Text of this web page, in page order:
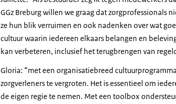
GGz Breburg willen we graag dat zorgprofessionals
ze hun blik verruimen en ook nadenken over wat
cultuur waarin iedereen elkaars belangen en
kan verbeteren, inclusief het terugbrengen van
Gloria:
met een organisatiebreed
zorgverleners te vergroten. Het is essentieel om
de eigen regie te nemen. Met een toolbox